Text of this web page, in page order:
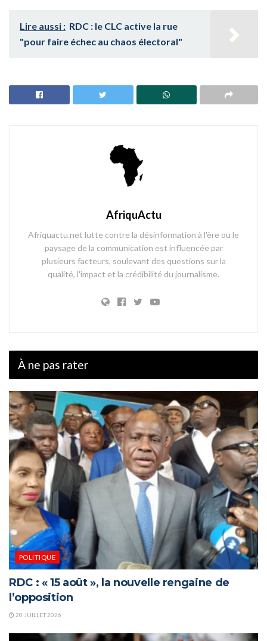
Lire aussi : RDC : le CLC active la rue
"pour faire échec au chaos électoral"
AfriquActu
Afriquactu.net lutte contre la désinformation à l'ère ou le
paysage de la communication est influencée par
plusieurs facteurs, soulevant des questions sur la
qualité, l'impact et la crédibilité du journalisme.
À ne pas rater
POLITIQUE
RDC : « 15 août », la nouvelle rengaine de
l’opposition
20 JUILLET 2026